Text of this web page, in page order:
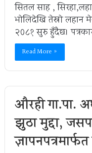
सितल साह ,
भोलिदेखि तेस्रो लहान
२०८१ सुरु हुँदैछ।
Read More »
औरही गा.पा.
झुठा मुद्दा,